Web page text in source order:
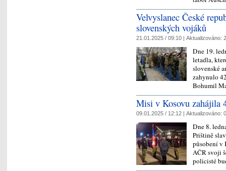
Velvyslanec České
slovenských vojáků
21.01.2025 / 09:10 | Aktualizováno:
Dne 19.
letadla,
slovenské
zahynulo
Bohumil
Misi v Kosovu zahájila
09.01.2025 / 12:12 | Aktualizováno:
Dne 8.
Prištině
působení v
AČR svoji
policisté